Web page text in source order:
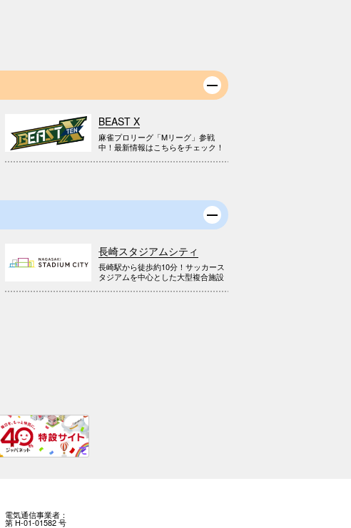
BEAST X
麻雀プロリーグ「Mリーグ」参戦
中！最新情報はこちらをチェック！
長崎スタジアムシティ
長崎駅から徒歩約10分！サッカース
タジアムを中心とした大型複合施設
電気通信事業者：
第 H-01-01582 号